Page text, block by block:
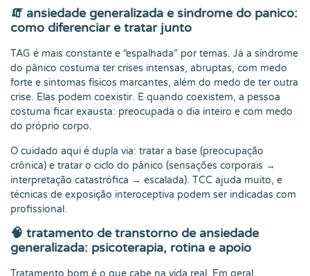
🧯 ansiedade generalizada e sindrome do panico:
como diferenciar e tratar junto
TAG é mais constante e “espalhada” por temas. Já a síndrome
do pânico costuma ter crises intensas, abruptas, com medo
forte e sintomas físicos marcantes, além do medo de ter outra
crise. Elas podem coexistir. E quando coexistem, a pessoa
costuma ficar exausta: preocupada o dia inteiro e com medo
do próprio corpo.
O cuidado aqui é dupla via: tratar a base (preocupação
crônica) e tratar o ciclo do pânico (sensações corporais →
interpretação catastrófica → escalada). TCC ajuda muito, e
técnicas de exposição interoceptiva podem ser indicadas com
profissional.
🧠 tratamento de transtorno de ansiedade
generalizada: psicoterapia, rotina e apoio